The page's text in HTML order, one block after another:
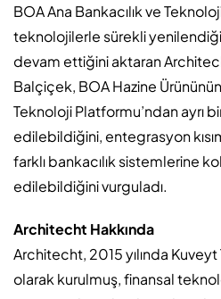
BOA Ana Bankacılık ve
teknolojilerle sürekli
devam ettiğini aktaran
Balçiçek, BOA Hazine
Teknoloji Platformu’ndan ayrı
edilebildiğini, entegrasyon
farklı bankacılık sistemlerine
edilebildiğini vurguladı.
Architecht Hakkında
Architecht, 2015 yılında
olarak kurulmuş, finansal